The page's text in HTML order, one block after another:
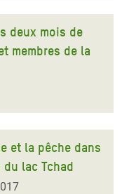
deux mois de
membres de la
et la pêche dans
du lac Tchad